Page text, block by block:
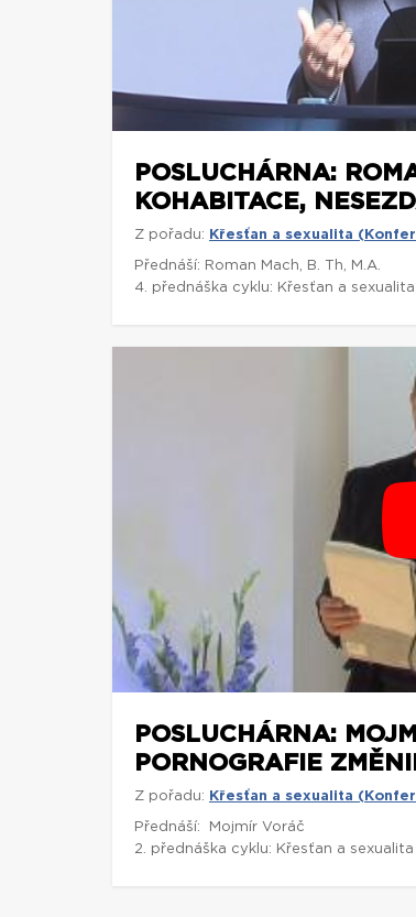
POSLUCHÁRNA:
KOHABITACE,
Z pořadu: Křesťan a sexualita
Přednáší: Roman Mach, B. Th, M.A.
4. přednáška cyklu: Křesťan a sexualita
POSLUCHÁRNA:
PORNOGRAFIE
Z pořadu: Křesťan a sexualita
Přednáší: Mojmír Voráč
2. přednáška cyklu: Křesťan a sexualita